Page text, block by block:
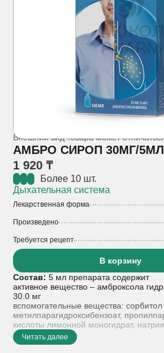
Внешний вид товара может
АМБРО СИРОП 30МГ/
1 920 ₸
Более 10 шт.
Дыхательная система
Лекарственная форма
Произведено
Требуется рецепт
В корзину
Состав: 5 мл препарата содержит
активное вещество – амброксола
30.0 мг
вспомогательные вещества: сорбитол
метилпарагидроксибензоат,
кислоты лимонной моногидрат, натрия
пищевой, 0.1 М раствор натрия
очищенная
Читать далее